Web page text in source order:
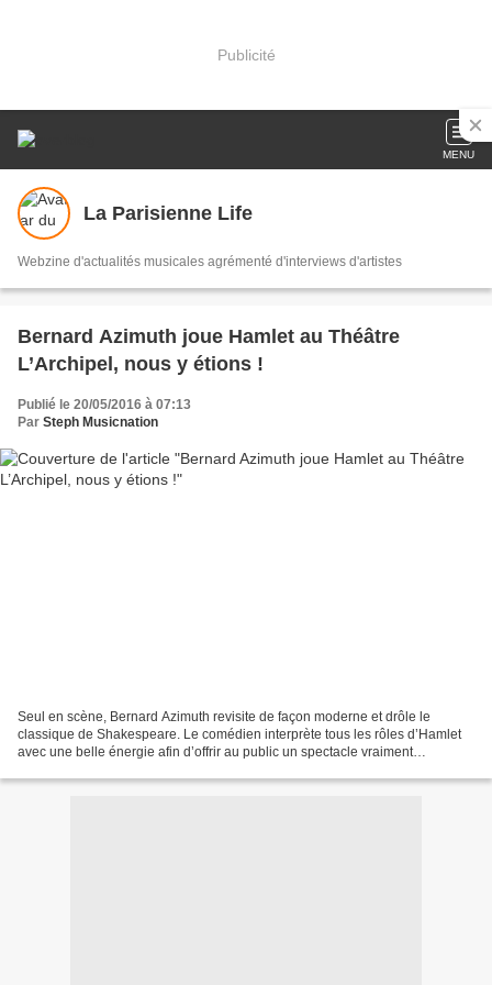
Publicité
MENU
La Parisienne Life
Webzine d'actualités musicales agrémenté d'interviews d'artistes
Bernard Azimuth joue Hamlet au Théâtre
L’Archipel, nous y étions !
Publié le 20/05/2016 à 07:13
Par Steph Musicnation
Seul en scène, Bernard Azimuth revisite de façon moderne et drôle le
classique de Shakespeare. Le comédien interprète tous les rôles d’Hamlet
avec une belle énergie afin d’offrir au public un spectacle vraiment